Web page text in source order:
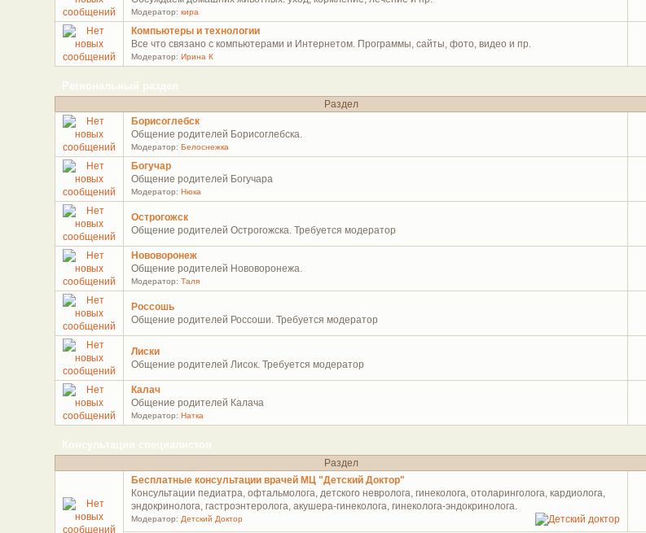
Модератор: кира
Компьютеры и технологии
Все что связано с компьютерами и Интернетом. Программы, сайты, фото, видео и пр.
Модератор: Ирина К
Региональный раздел
Раздел
Борисоглебск
Общение родителей Борисоглебска.
Модератор: Белоснежка
Богучар
Общение родителей Богучара
Модератор: Нюка
Острогожск
Общение родителей Острогожска. Требуется модератор
Нововоронеж
Общение родителей Нововоронежа.
Модератор: Таля
Россошь
Общение родителей Россоши. Требуется модератор
Лиски
Общение родителей Лисок. Требуется модератор
Калач
Общение родителей Калача
Модератор: Натка
Консультации специалистов
Раздел
Бесплатные консультации врачей МЦ "Детский Доктор"
Консультации педиатра, офтальмолога, детского невролога, гинеколога, отоларинголога, кардиолога,
эндокринолога, гастроэнтеролога, акушера-гинеколога, гинеколога-эндокринолога.
Модератор: Детский Доктор